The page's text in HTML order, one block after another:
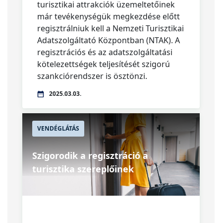
turisztikai attrakciók üzemeltetőinek
már tevékenységük megkezdése előtt
regisztrálniuk kell a Nemzeti Turisztikai
Adatszolgáltató Központban (NTAK). A
regisztrációs és az adatszolgáltatási
kötelezettségek teljesítését szigorú
szankciórendszer is ösztönzi.
2025.03.03.
VENDÉGLÁTÁS
Szigorodik a regisztráció a
turisztika szereplőinek